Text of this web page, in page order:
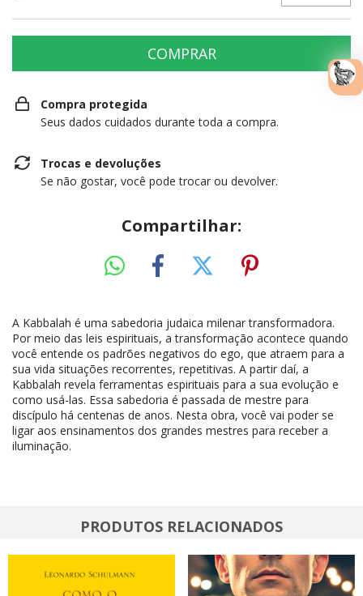
Compra protegida
Seus dados cuidados durante toda a compra.
Trocas e devoluções
Se não gostar, você pode trocar ou devolver.
Compartilhar:
A Kabbalah é uma sabedoria judaica milenar transformadora.
Por meio das leis espirituais, a transformação acontece quando
você entende os padrões negativos do ego, que atraem para a
sua vida situações recorrentes, repetitivas. A partir daí, a
Kabbalah revela ferramentas espirituais para a sua evolução e
como usá-las. Essa sabedoria é passada de mestre para
discípulo há centenas de anos. Nesta obra, você vai poder se
ligar aos ensinamentos dos grandes mestres para receber a
iluminação.
PRODUTOS RELACIONADOS